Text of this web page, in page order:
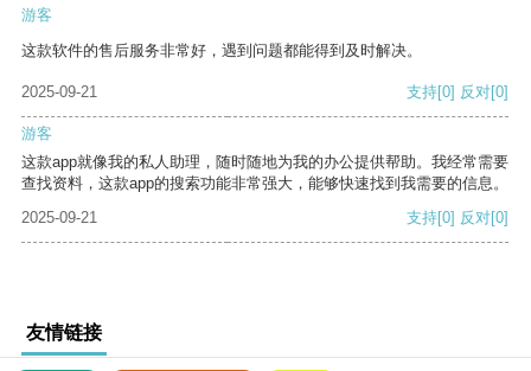
游客
这款软件的售后服务非常好，遇到问题都能得到及时解决。
2025-09-21 支持[0] 反对[0]
游客
这款app就像我的私人助理，随时随地为我的办公提供帮助。我经常需要
查找资料，这款app的搜索功能非常强大，能够快速找到我需要的信息。
2025-09-21
支持[0] 反对[0]
友情链接